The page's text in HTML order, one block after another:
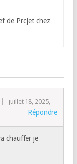
de Projet chez
juillet 18, 2025,
Répondre
chauffer je